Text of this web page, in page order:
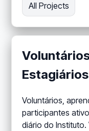
All Projects
Estagiários
Voluntários,
participantes
diário do